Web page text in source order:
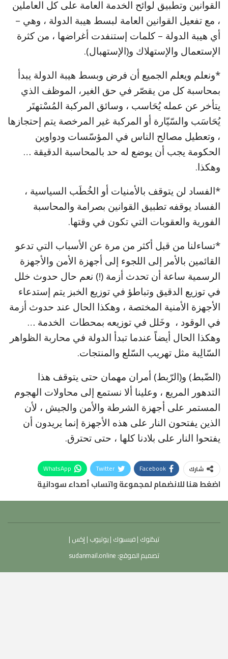
القوانين وتطبيق لوائح الخدمة العامة على كل العاملين
، مع تفعيل القوانين العامة لبسط هيبة الدولة ، وهي –
أي هيبة الدولة – كلمات إستنفدت أغراضها ، من كثرة
الإستعمال والإستهلاك و(الإستهبال).
*ونعلم ويعلم الجميع أن فرض وبسط هيبة الدولة يبدأ
بمحاسبة كل من يقصّر في حق الغير، الموظف الذي
يتأخر عن عمله يُحَاسب ، وسائق المركبة المُسْتهتَر
يُحَاسَب والسّيّارة أو المركبة غير المرخصة يتم إحتجازها
، وتعطيل مصالح الناس في المؤسّسات ودواوين
الحكومة يجب أن يوضع له حد بالمحاسبة الدقيقة …
وهكذا.
*الفساد لن يتوقف بالأمنيات أو الخُطَب السياسية ،
الفساد يوقفه تطبيق القوانين بصرامة والمحاسبة
الفورية والعقوبات التي تكون في وقتها.
*تساءلنا من قبل أكثر من مرة عن الأسباب التي تدعو
القائمين بالأمر إلى اللجوء إلى أجهزة الأمن والأجهزة
الرسمية ساعة أن تحدث أزمة (!) نعم حال حدوث خلل
في توزيع الدقيق وتباطؤ في توزيع الخبز يتم إستدعاء
الأجهزة الأمنية المختصة ، وهكذا الحال عند حدوث أزمة
في الوقود ، وخَلل في توزيعه بمحطات الخدمة …
وهكذا الحال أيضاً عندما تبدأ الدولة في محاربة الظواهر
السّالِبة مثل تهريب السّلع والمنتجات.
(الضّبط) و(الرّبط) أمران مهمان حتى يتوقف هذا
التدهور المريع ، وعلينا ألا نستمع إلى محاولات الهجوم
المستمر على أجهزة الشرطة والأمن والجيش ، لأن
الذين يفتحون النار على هذه الأجهزة إنما يريدون أن
يفتحوا النار على بلادنا كلها ، حتى تحترق.
شارك Facebook
Twitter
WhatsApp
اضغط هنا للانضمام لمجموعة واتساب أصداء سودانية
تيكتوك |فيسبوك |يوتيوب |إكس |
تصميم الموقع: sudanmail.online